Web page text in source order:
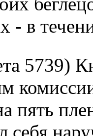
- в
5739)
пять
себя